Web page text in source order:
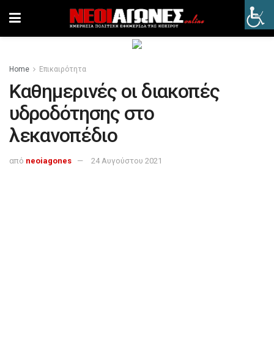
Home Επικαιρότητα
Καθημερινές οι διακοπές
υδροδότησης στο
λεκανοπέδιο
από neoiagones 24 Αυγούστου 2021